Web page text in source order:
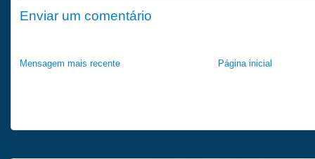
Enviar um comentário
Mensagem mais recente Página inicial